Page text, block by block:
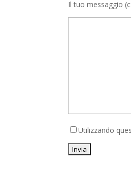
Il tuo messaggio
Utilizzando